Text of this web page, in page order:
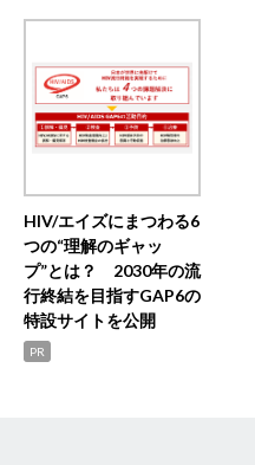
HIV/エイズにまつわる6
つの“理解のギャッ
プ”とは？ 2030年の流
行終結を目指すGAP6の
特設サイトを公開
PR